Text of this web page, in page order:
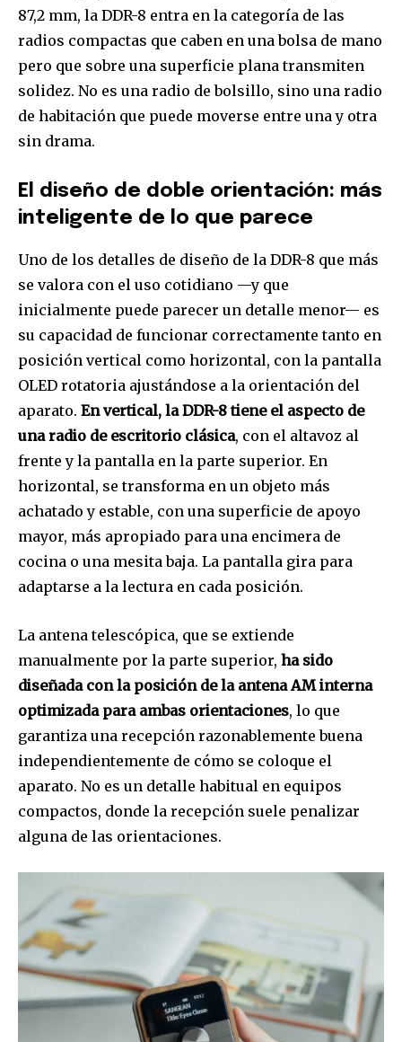
87,2 mm, la DDR-8 entra en la categoría de las
radios compactas que caben en una bolsa de mano
pero que sobre una superficie plana transmiten
solidez. No es una radio de bolsillo, sino una radio
de habitación que puede moverse entre una y otra
sin drama.
El diseño de doble orientación: más
inteligente de lo que parece
Uno de los detalles de diseño de la DDR-8 que más
se valora con el uso cotidiano —y que
inicialmente puede parecer un detalle menor— es
su capacidad de funcionar correctamente tanto en
posición vertical como horizontal, con la pantalla
OLED rotatoria ajustándose a la orientación del
aparato. En vertical, la DDR-8 tiene el aspecto de
una radio de escritorio clásica, con el altavoz al
frente y la pantalla en la parte superior. En
horizontal, se transforma en un objeto más
achatado y estable, con una superficie de apoyo
mayor, más apropiado para una encimera de
cocina o una mesita baja. La pantalla gira para
adaptarse a la lectura en cada posición.
La antena telescópica, que se extiende
manualmente por la parte superior, ha sido
diseñada con la posición de la antena AM interna
optimizada para ambas orientaciones, lo que
garantiza una recepción razonablemente buena
independientemente de cómo se coloque el
aparato. No es un detalle habitual en equipos
compactos, donde la recepción suele penalizar
alguna de las orientaciones.